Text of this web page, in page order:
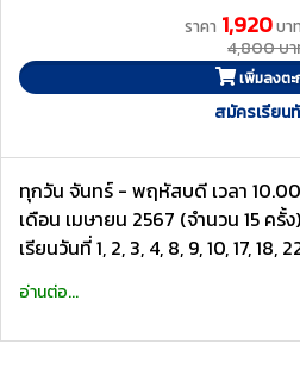
ราคา 1,920บา
4,800 บ
เพิ่มลงตะ
สมัครเรียน
ทุกวัน จันทร์ - พฤหัสบดี เวลา
เดือน เมษายน 2567 (จำนวน 15 ครั้ง)
เรียนวันที่ 1, 2, 3, 4, 8, 9, 10, 17, 18,
อ่านต่อ...